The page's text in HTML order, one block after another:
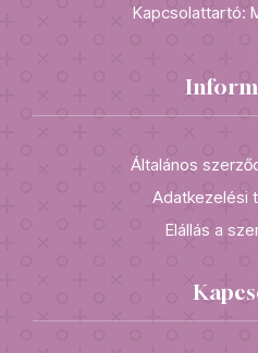
Kapcsolattartó:
Általános
Adatkezelési
Elállás a